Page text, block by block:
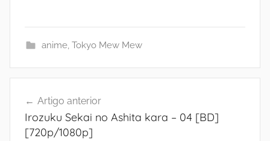
anime, Tokyo Mew Mew
de
artigos
Artigo anterior
Irozuku Sekai no Ashita kara – 04 [BD]
[720p/1080p]